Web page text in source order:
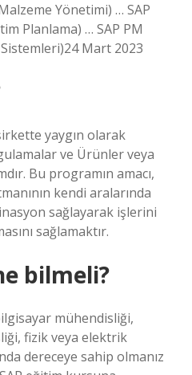
Yönetimi) … SAP
Planlama) … SAP PM
Sistemleri)24 Mart 2023
yaygın olarak
ve Ürünler veya
Bu programın amacı,
kendi aralarında
sağlayarak işlerini
sağlamaktır.
bilmeli?
mühendisliği,
fizik veya elektrik
dereceye sahip olmanız